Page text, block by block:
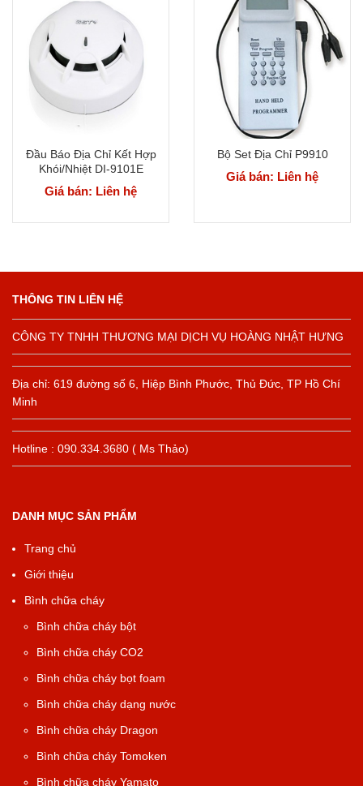
Đầu Báo Địa Chỉ Kết Hợp
Khói/Nhiệt DI-9101E
Giá bán: Liên hệ
Bộ Set Địa Chỉ P9910
Giá bán: Liên hệ
THÔNG TIN LIÊN HỆ
CÔNG TY TNHH THƯƠNG MẠI DỊCH VỤ HOÀNG NHẬT HƯNG
Địa chỉ: 619 đường số 6, Hiệp Bình Phước, Thủ Đức, TP Hồ Chí
Minh
Hotline : 090.334.3680 ( Ms Thảo)
DANH MỤC SẢN PHẨM
Trang chủ
Giới thiệu
Bình chữa cháy
Bình chữa cháy bột
Bình chữa cháy CO2
Bình chữa cháy bọt foam
Bình chữa cháy dạng nước
Bình chữa cháy Dragon
Bình chữa cháy Tomoken
Bình chữa cháy Yamato